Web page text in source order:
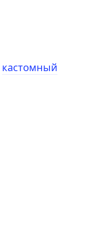
кастомный